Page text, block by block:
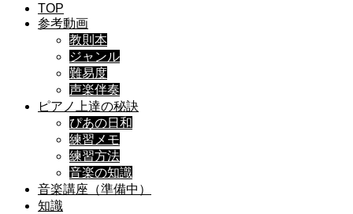
TOP
参考動画
教則本
ジャンル
難易度
声楽伴奏
ピアノ上達の秘訣
ぴあの日和
練習メモ
練習方法
音楽の知識
音楽講座（準備中）
知識